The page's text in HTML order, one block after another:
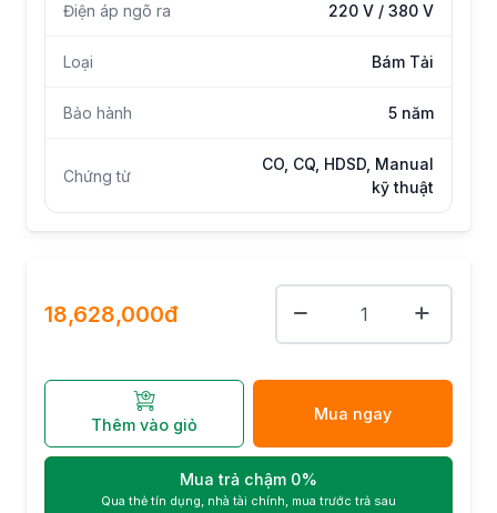
Điện áp ngõ ra 220 V / 380 V
Loại Bám Tải
Bảo hành 5 năm
Chứng từ
CO, CQ, HDSD, Manual
kỹ thuật
18,628,000đ
Thêm vào giỏ
Mua ngay
Mua trả chậm 0%
Qua thẻ tín dụng, nhà tài chính, mua trước trả sau